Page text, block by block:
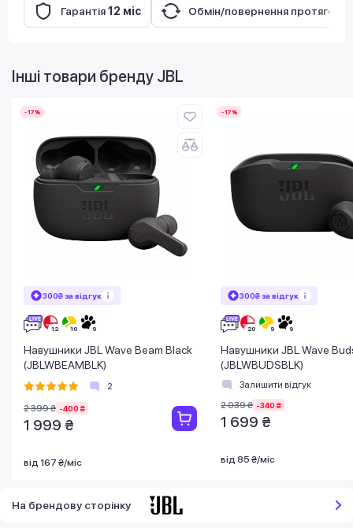
Гарантія12 міс Обмін/повернення протягом
Інші товари бренду JBL
-17%
300₴ за відгук
Навушники JBL Wave Beam Black
(JBLWBEAMBLK)
2
2 399 ₴ -400 ₴
1 999 ₴
від 167 ₴/міс
-17%
300₴ за відгук
Навушники JBL Wave
(JBLWBUDSBLK)
Залишити відгук
2 039 ₴ -340 ₴
1 699 ₴
від 85 ₴/міс
На брендову сторінку